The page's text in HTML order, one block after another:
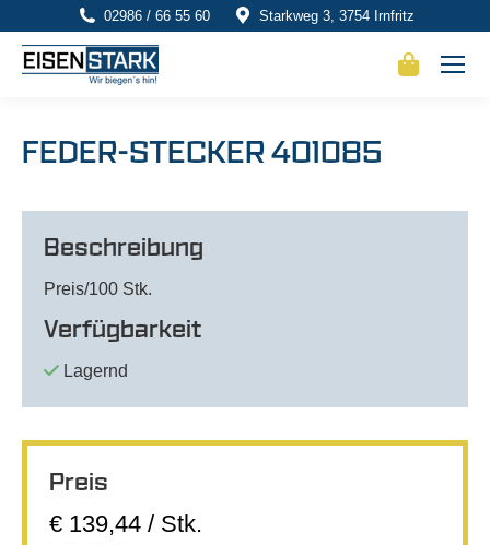
02986 / 66 55 60 Starkweg 3, 3754 Irnfritz
FEDER-STECKER 401085
Beschreibung
Preis/100 Stk.
Verfügbarkeit
Lagernd
Preis
€ 139,44 / Stk.